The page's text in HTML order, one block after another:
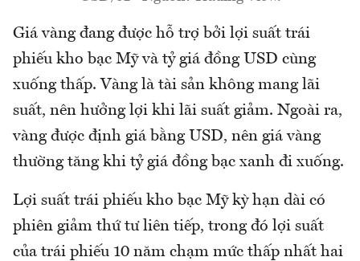
Giá vàng đang được hỗ trợ bởi lợi suất trái
phiếu kho bạc Mỹ và tỷ giá đồng USD cùng
xuống thấp. Vàng là tài sản không mang lãi
suất, nên hưởng lợi khi lãi suất giảm. Ngoài ra,
vàng được định giá bằng USD, nên giá vàng
thường tăng khi tỷ giá đồng bạc xanh đi xuống.
Lợi suất trái phiếu kho bạc Mỹ kỳ hạn dài có
phiên giảm thứ tư liên tiếp, trong đó lợi suất
của trái phiếu 10 năm chạm mức thấp nhất hai